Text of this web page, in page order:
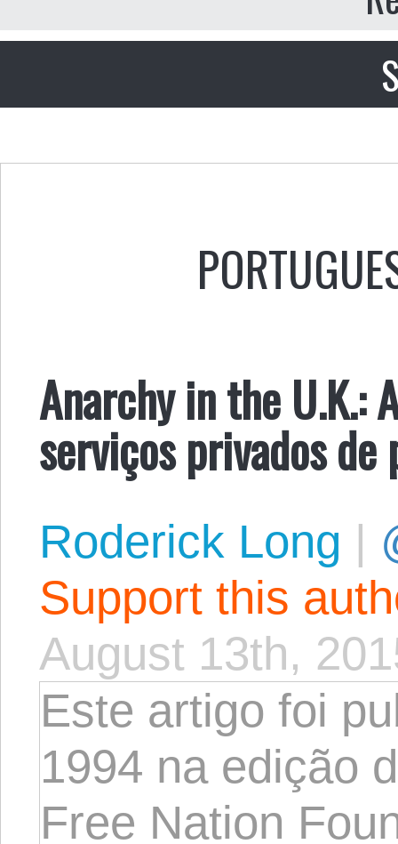
Anarchy in the U.K.:
serviços privados de
Roderick Long |
Support this
August 13th,
Este artigo foi
1994 na edição
Free Nation